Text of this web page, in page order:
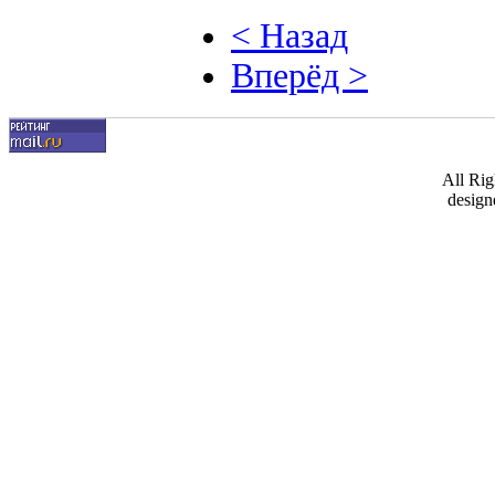
< Назад
Вперёд >
All